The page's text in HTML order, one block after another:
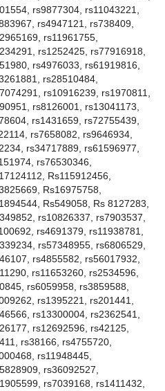
rs9877304, rs11043221,
rs4947121, rs738409,
rs11961755,
rs1252425, rs77916918,
rs4976033, rs61919816,
rs28510484,
rs10916239, rs1970811,
rs8126001, rs13041173,
rs1431659, rs72755439,
rs7658082, rs9646934,
rs34717889, rs61596977,
rs76530346,
Rs115912456,
Rs16975758,
Rs549058, Rs 8127283,
rs10826337, rs7903537,
rs4691379, rs11938781,
rs57348955, rs6806529,
rs4855582, rs56017932,
rs11653260, rs2534596,
rs6059958, rs3859588,
rs1395221, rs201441,
rs13300004, rs2362541,
rs12692596, rs42125,
rs38166, rs4755720,
rs11948445,
rs36092527,
rs7039168, rs1411432,